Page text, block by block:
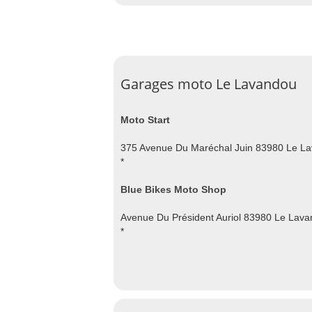
Garages moto Le Lavandou
Moto Start
375 Avenue Du Maréchal Juin 83980 Le
*
Blue Bikes Moto Shop
Avenue Du Président Auriol 83980 Le
*